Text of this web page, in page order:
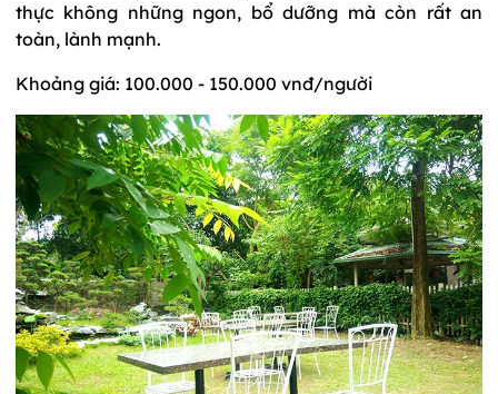
thực không những ngon, bổ dưỡng mà còn rất an
toàn, lành mạnh.
Khoảng giá: 100.000 - 150.000 vnđ/người